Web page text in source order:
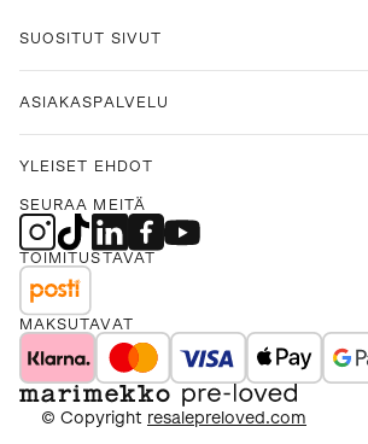
SUOSITUT SIVUT
ASIAKASPALVELU
YLEISET EHDOT
SEURAA MEITÄ
TOIMITUSTAVAT
MAKSUTAVAT
© Copyright resalepreloved.com